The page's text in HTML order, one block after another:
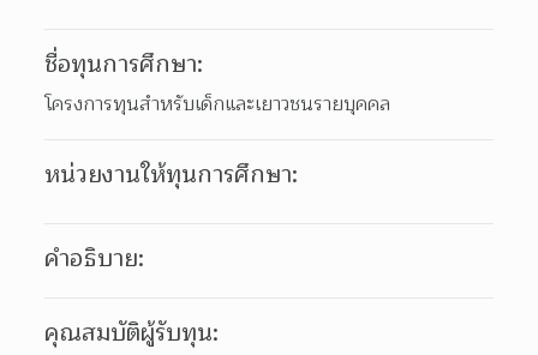
ชื่อทุนการศึกษา:
โครงการทุนสำหรับเด็กและเยาวชนรายบุคคล
หน่วยงานให้ทุนการศึกษา:
คำอธิบาย:
คุณสมบัติผู้รับทุน: